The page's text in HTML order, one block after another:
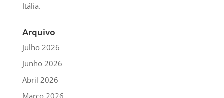
Itália.
Arquivo
Julho 2026
Junho 2026
Abril 2026